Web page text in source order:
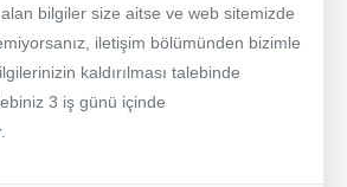
bilgiler size aitse ve web sitemizde
iletişim bölümünden bizimle
kaldırılması talebinde
3 iş günü içinde